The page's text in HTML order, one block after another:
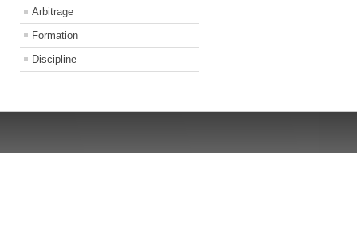
Arbitrage
Formation
Discipline